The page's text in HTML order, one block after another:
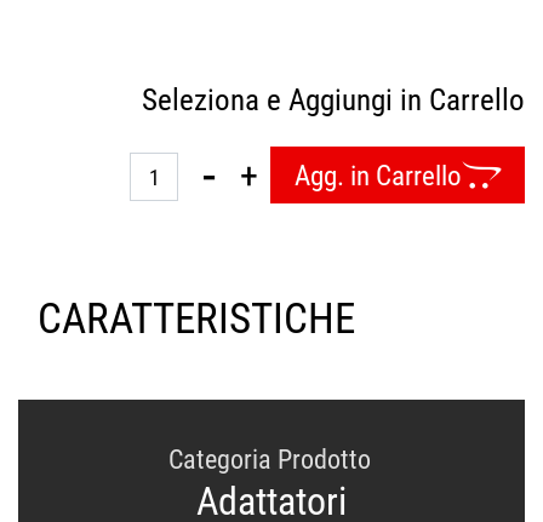
Seleziona e Aggiungi in Carrello
Quantità
Agg. in Carrello
CARATTERISTICHE
Categoria Prodotto
Adattatori